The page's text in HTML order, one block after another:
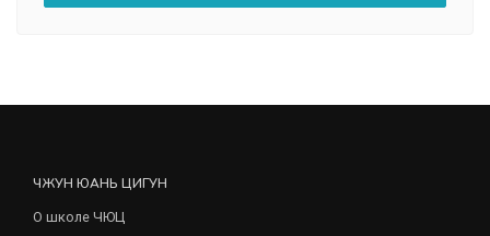
ЧЖУН ЮАНЬ ЦИГУН
О школе ЧЮЦ